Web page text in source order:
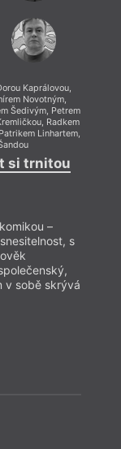
Kaprálovou,
Novotným,
Šedivým, Petrem
Radkem
Linhartem,
si trnitou
–
s
v sobě skrývá